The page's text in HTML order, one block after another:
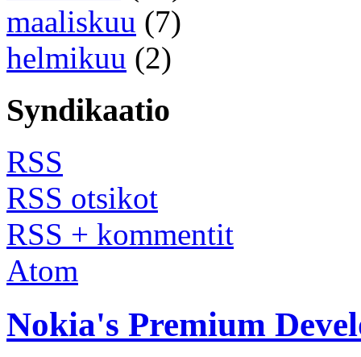
maaliskuu (7)
helmikuu (2)
Syndikaatio
RSS
RSS otsikot
RSS + kommentit
Atom
Nokia's Premium